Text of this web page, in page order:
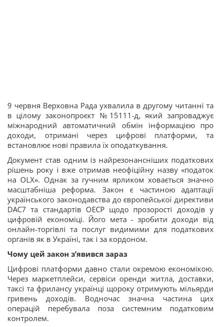
9 червня Верховна Рада ухвалила в другому читанні та
в цілому законопроєкт №15111-д, який запроваджує
міжнародний автоматичний обмін інформацією про
доходи, отримані через цифрові платформи, та
встановлює нові правила їх оподаткування.
Документ став одним із найрезонансніших податкових
рішень року і вже отримав неофіційну назву «податок
на OLX». Однак за гучним ярликом ховається значно
масштабніша реформа. Закон є частиною адаптації
українського законодавства до європейської директиви
DAC7 та стандартів ОЕСР щодо прозорості доходів у
цифровій економіці. Його мета - зробити доходи від
онлайн-торгівлі та послуг видимими для податкових
органів як в Україні, так і за кордоном.
Чому цей закон з’явився зараз
Цифрові платформи давно стали окремою економікою.
Через маркетплейси, сервіси оренди житла, доставки,
таксі та фрилансу українці щороку отримують мільярди
гривень доходів. Водночас значна частина цих
операцій перебувала поза системним податковим
контролем.